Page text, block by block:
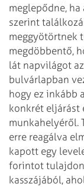
meglepődne,
szerint
meggyötörtnek
megdöbbentő,
lát napvilágot
bulvárlapban
hogy ez inkább a
konkrét eljárást
munkahelyéről.
erre reagálva
kapott egy
forintot
kasszájából, ahol